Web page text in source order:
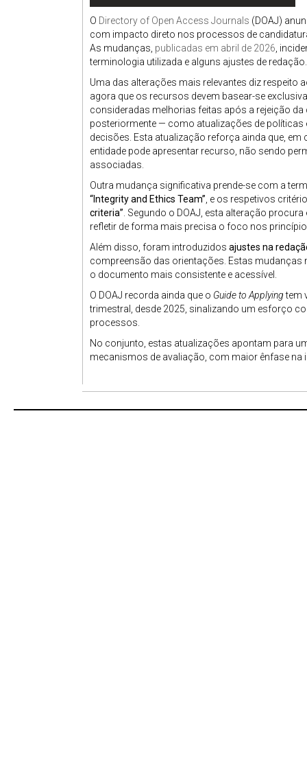
O Directory of Open Access Journals (DOAJ)
com impacto direto nos processos de
As mudanças, publicadas em abril de 2026 ,
terminologia utilizada e alguns ajustes de redação.
Uma das alterações mais relevantes diz respeito
agora que os recursos devem basear-se
consideradas melhorias feitas após a rejeição
posteriormente — como atualizações de
decisões. Esta atualização reforça ainda que,
entidade pode apresentar recurso, não sendo
associadas.
Outra mudança significativa prende-se com a
“Integrity and Ethics Team” , e os respetivos
criteria” . Segundo o DOAJ, esta alteração
refletir de forma mais precisa o foco nos
Além disso, foram introduzidos ajustes na
compreensão das orientações. Estas
o documento mais consistente e acessível.
O DOAJ recorda ainda que o Guide to Applyingtem
trimestral, desde 2025, sinalizando um esforço
processos.
No conjunto, estas atualizações apontam para
mecanismos de avaliação, com maior ênfase na